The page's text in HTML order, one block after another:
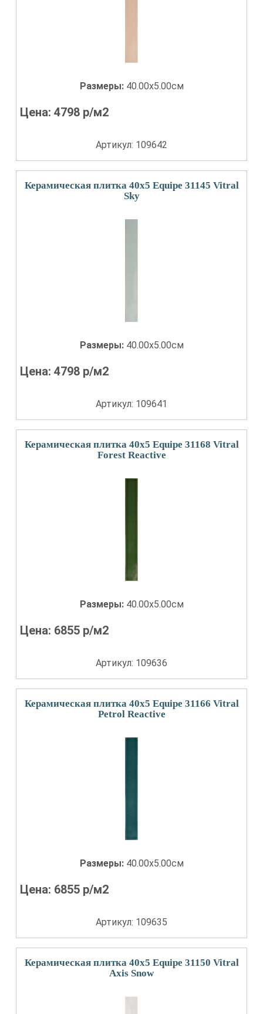
Размеры: 40.00x5.00см
Цена:4798 р/м2
Артикул: 109642
Керамическая плитка 40x5 Equipe 31145 Vitral
Sky
Размеры: 40.00x5.00см
Цена:4798 р/м2
Артикул: 109641
Керамическая плитка 40x5 Equipe 31168 Vitral
Forest Reactive
Размеры: 40.00x5.00см
Цена: 6855 р/м2
Артикул: 109636
Керамическая плитка 40x5 Equipe 31166 Vitral
Petrol Reactive
Размеры: 40.00x5.00см
Цена: 6855 р/м2
Артикул: 109635
Керамическая плитка 40x5 Equipe 31150 Vitral
Axis Snow